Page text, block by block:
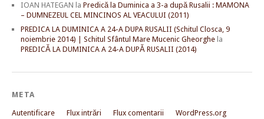
IOAN HATEGAN la Predică la Duminica a 3-a după Rusalii : MAMONA
– DUMNEZEUL CEL MINCINOS AL VEACULUI (2011)
PREDICA LA DUMINICA A 24-A DUPA RUSALII (Schitul Closca, 9
noiembrie 2014) | Schitul Sfântul Mare Mucenic Gheorghe la
PREDICĂ LA DUMINICA A 24-A DUPĂ RUSALII (2014)
META
Autentificare Flux intrări Flux comentarii WordPress.org